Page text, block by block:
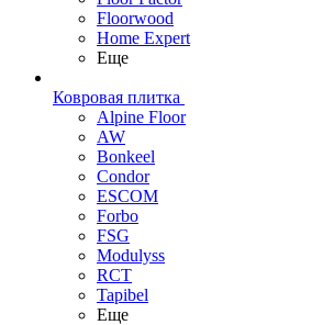
Floorwood
Home Expert
Еще
Ковровая плитка
Alpine Floor
AW
Bonkeel
Condor
ESCOM
Forbo
FSG
Modulyss
RCT
Tapibel
Еще